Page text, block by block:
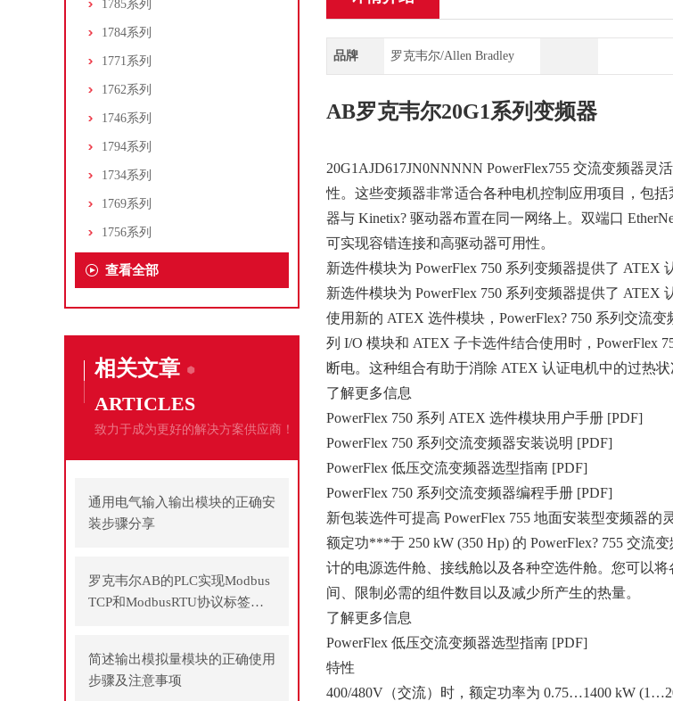
1785系列
1784系列
1771系列
1762系列
1746系列
1794系列
1734系列
1769系列
1756系列
查看全部
相关文章
ARTICLES
致力于成为更好的解决方案供应商！
通用电气输入输出模块的正确安
装步骤分享
罗克韦尔AB的PLC实现Modbus
TCP和ModbusRTU协议标签方
简述输出模拟量模块的正确使用
步骤及注意事项
品牌 罗克韦尔/Allen Bradley
AB罗克韦尔20G1系列变频器
20G1AJD617JN0NNNNN PowerFlex755 交流变频器
性。这些变频器非常适合各种电机控制应用项目，包
器与 Kinetix? 驱动器布置在同一网络上。双端口
可实现容错连接和高驱动器可用性。
新选件模块为 PowerFlex 750 系列变频器提供了 ATEX
新选件模块为 PowerFlex 750 系列变频器提供了 ATEX
使用新的 ATEX 选件模块，PowerFlex? 750 系列交流
列 I/O 模块和 ATEX 子卡选件结合使用时，PowerFlex
断电。这种组合有助于消除 ATEX 认证电机中的过热状
了解更多信息
PowerFlex 750 系列 ATEX 选件模块用户手册 [PDF]
PowerFlex 750 系列交流变频器安装说明 [PDF]
PowerFlex 低压交流变频器选型指南 [PDF]
PowerFlex 750 系列交流变频器编程手册 [PDF]
新包装选件可提高 PowerFlex 755 地面安装型变频器的
额定功***于 250 kW (350 Hp) 的 PowerFlex? 755 交
计的电源选件舱、接线舱以及各种空选件舱。您可以
间、限制必需的组件数目以及减少所产生的热量。
了解更多信息
PowerFlex 低压交流变频器选型指南 [PDF]
特性
400/480V（交流）时，额定功率为 0.75…1400 kW